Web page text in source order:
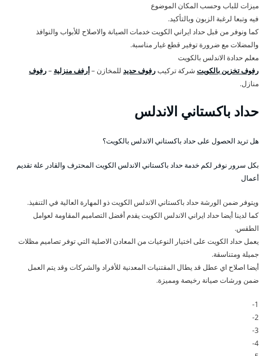
ميزات للباب وحسب المكان الموضوع
فيه وتبعا لرغبة الزبون وبالتأكيد.
كما ونوفر من قبل حداد ايراني الكويت خدمات الصيانة والاصلاح للأبواب والنوافذ
والمضلات مع ضرورة توفير قطع غيار مناسبة.
معلم حدادة الاندلس بالكويت
رفوف تخزين بالكويت شركة تركيبرفوف حديد للمخازن –أرفف منزلية –رفوف
منازل.
حداد باكستاني الاندلس
هل تريد الحصول على حداد باكستاني الاندلس بالكويت؟
بكل سرور نوفر لكم خدمة حداد باكستاني الاندلس الكويت المحترف والقادر علة تقديم
أعمال
ويتوفر ضمن الورشة حداد باكستاني الاندلس الكويت ذو المهارة العالية في التنفيذ.
كما لدينا أيضا حداد ايراني الاندلس الكويت يقدم أفضل التصاميم المقاومة لعوامل
الطقس.
يعمل حداد الكويت على اختيار النوعيات من المعادن الاصلية التي توفر تصاميم مظلات
جميلة ومتناسقة.
أيضا اصلاح اي عطل قد يطال المقتنيات المعدنية للأفراد والشركات وقد يتم العمل
ضمن ورشات صيانة رخيصة ومميزة.
1-
2-
3-
4-